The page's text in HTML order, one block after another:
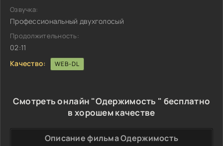
Озвучка:
Профессиональный двухголосый
Продолжительность:
02:11
Качество:
WEB-DL
Смотреть онлайн "Одержимость " бесплатно
в хорошем качестве
Описание фильма Одержимость